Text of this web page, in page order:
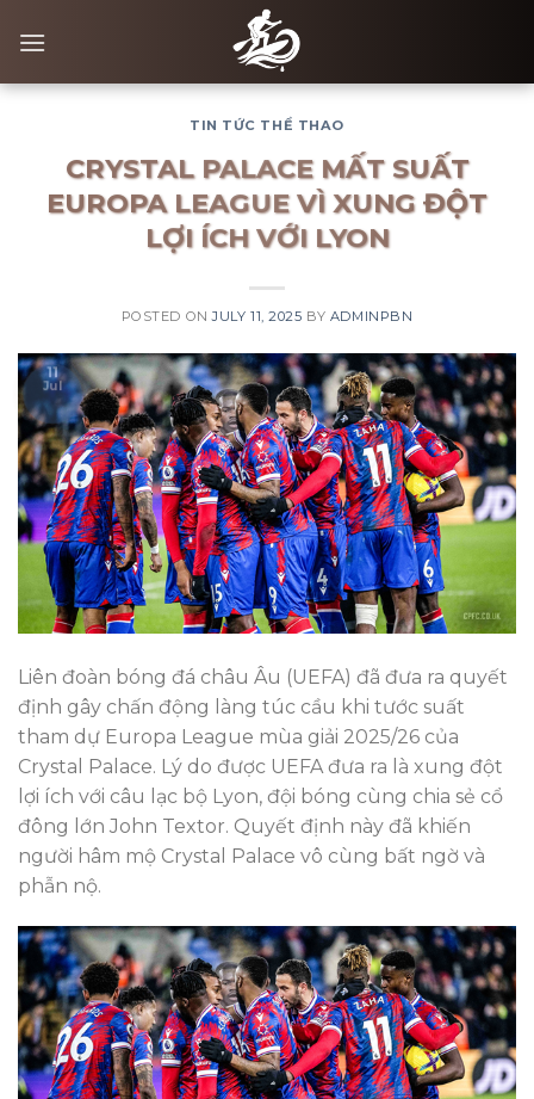
TIN TỨC THỂ THAO
CRYSTAL PALACE MẤT SUẤT
EUROPA LEAGUE VÌ XUNG ĐỘT
LỢI ÍCH VỚI LYON
POSTED ONJULY 11, 2025 BY ADMINPBN
11
Jul
Liên đoàn bóng đá châu Âu (UEFA) đã đưa ra quyết
định gây chấn động làng túc cầu khi tước suất
tham dự Europa League mùa giải 2025/26 của
Crystal Palace. Lý do được UEFA đưa ra là xung đột
lợi ích với câu lạc bộ Lyon, đội bóng cùng chia sẻ cổ
đông lớn John Textor. Quyết định này đã khiến
người hâm mộ Crystal Palace vô cùng bất ngờ và
phẫn nộ.